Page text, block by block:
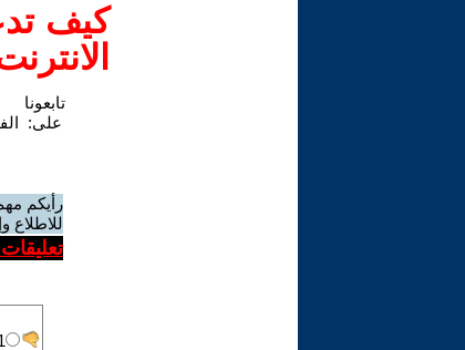
كيف
تابعونا
على:
رأيكم
للاطلاع